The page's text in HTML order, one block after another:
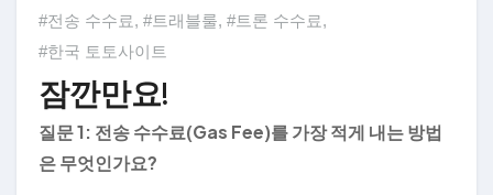
#전송 수수료, #트래블룰, #트론 수수료,
#한국 토토사이트
잠깐만요!
질문 1: 전송 수수료(Gas Fee)를 가장 적게 내는 방법
은 무엇인가요?